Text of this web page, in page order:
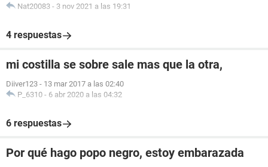
Nat20083 - 3 nov 2021 a las 19:31
4 respuestas
mi costilla se sobre sale mas que la otra,
Diiver123 - 13 mar 2017 a las 02:40
P_6310 - 6 abr 2020 a las 04:32
6 respuestas
Por qué hago popo negro, estoy embarazada